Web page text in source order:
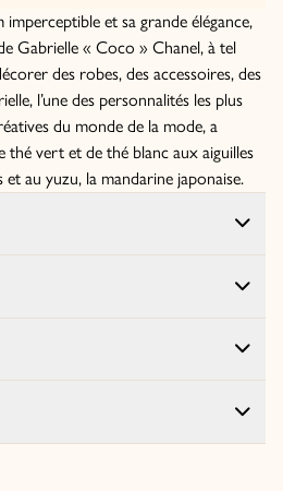
imperceptible et sa grande élégance,
Gabrielle « Coco » Chanel, à tel
des robes, des accessoires, des
l’une des personnalités les plus
du monde de la mode, a
thé vert et de thé blanc aux aiguilles
et au yuzu, la mandarine japonaise.